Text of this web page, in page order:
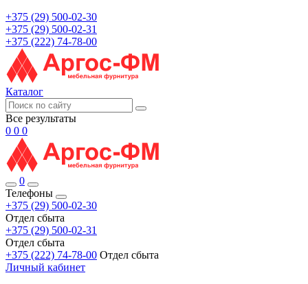
+375 (29) 500-02-30
+375 (29) 500-02-31
+375 (222) 74-78-00
Каталог
Все результаты
0 0 0
0
Телефоны
+375 (29) 500-02-30
Отдел сбыта
+375 (29) 500-02-31
Отдел сбыта
+375 (222) 74-78-00 Отдел сбыта
Личный кабинет